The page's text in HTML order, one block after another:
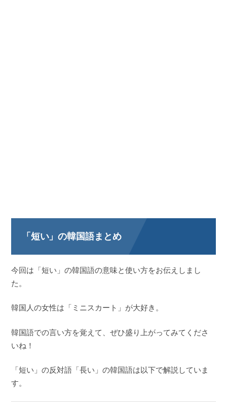
「短い」の韓国語まとめ
今回は「短い」の韓国語の意味と使い方をお伝えしまし
た。
韓国人の女性は「ミニスカート」が大好き。
韓国語での言い方を覚えて、ぜひ盛り上がってみてくださ
いね！
「短い」の反対語「長い」の韓国語は以下で解説していま
す。